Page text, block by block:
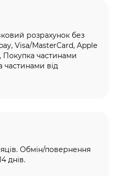
розрахунок без
Visa/MasterCard, Apple
Покупка частинами
частинами від
Обмін/повернення
днів.